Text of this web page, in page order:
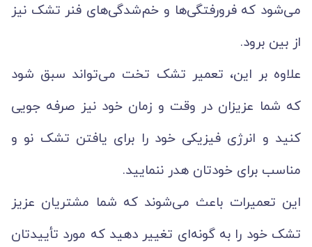
می‌شود که فرورفتگی‌ها و خم‌شدگی‌های فنر تشک نیز
از بین برود.
علاوه بر این، تعمیر تشک تخت می‌تواند سبق شود
که شما عزیزان در وقت و زمان خود نیز صرفه جویی
کنید و انرژی فیزیکی خود را برای یافتن تشک نو و
مناسب برای خودتان هدر ننمایید.
این تعمیرات باعث می‌شوند که شما مشتریان عزیز
تشک خود را به گونه‌ای تغییر دهید که مورد تأییدتان